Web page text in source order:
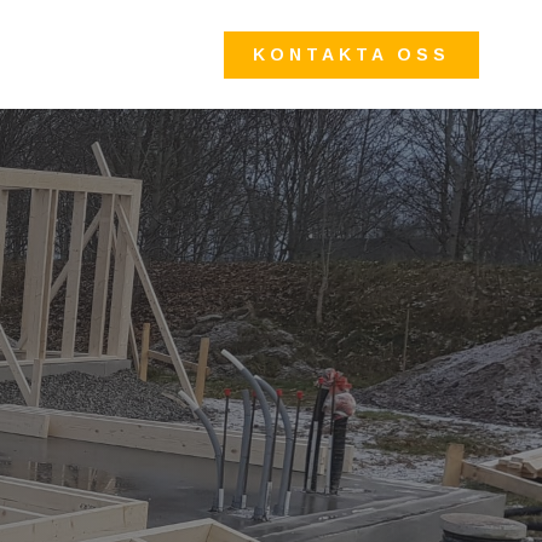
KONTAKTA OSS